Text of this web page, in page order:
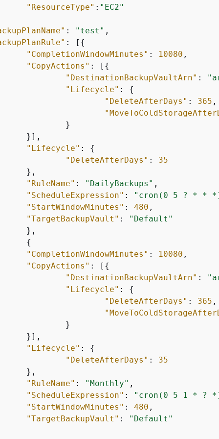
"ResourceType" : "EC2"
: "test" ,
: [ {
"CompletionWindowMinutes" : 10080 ,
"CopyActions" : [ {
"DestinationBackupVaultArn" :
"Lifecycle" : {
"DeleteAfterDays" : 365 ,
"Lifecycle" : {
"DeleteAfterDays" : 35
"RuleName" : "DailyBackups" ,
"ScheduleExpression" : "cron(0 5 ? * *
"StartWindowMinutes" : 480 ,
"TargetBackupVault" : "Default"
{
"CompletionWindowMinutes" : 10080 ,
"CopyActions" : [ {
"DestinationBackupVaultArn" :
"Lifecycle" : {
"DeleteAfterDays" : 365 ,
"Lifecycle" : {
"DeleteAfterDays" : 35
"RuleName" : "Monthly" ,
"ScheduleExpression" : "cron(0 5 1 * ?
"StartWindowMinutes" : 480 ,
"TargetBackupVault" : "Default"